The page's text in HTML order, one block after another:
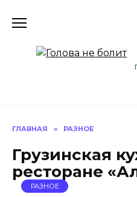
ГЛАВНАЯ » РАЗНОЕ
Грузинская
ресторане
РАЗНОЕ